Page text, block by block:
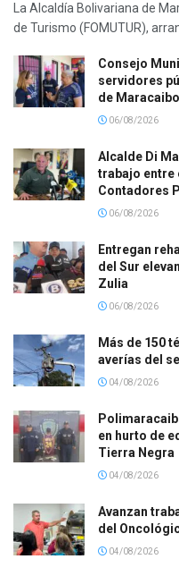
La Alcaldía Bolivariana de
de Turismo (FOMUTUR),
Consejo
servidores
de Maracaibo
06/08/2026
Alcalde Di
trabajo entre
Contadores
06/08/2026
Entregan
del Sur
Zulia
06/08/2026
Más de 150
averías del
04/08/2026
en hurto de
Tierra Negra
04/08/2026
Avanzan
del
04/08/2026